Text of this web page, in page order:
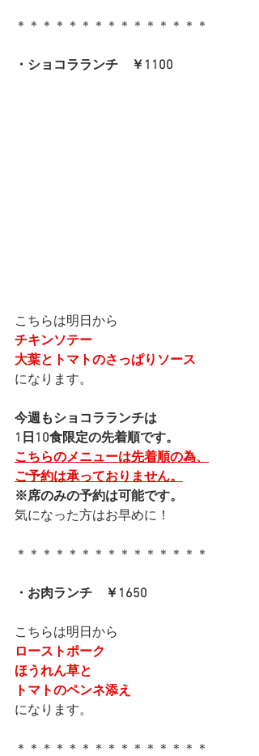
＊＊＊＊＊＊＊＊＊＊＊＊＊＊＊
・ショコラランチ　￥1100
こちらは明日から
チキンソテー
大葉とトマトのさっぱりソース
になります。
今週もショコラランチは
1日10食限定の先着順です。
こちらのメニューは先着順の為、
ご予約は承っておりません。
※席のみの予約は可能です。
気になった方はお早めに！
＊＊＊＊＊＊＊＊＊＊＊＊＊＊＊
・お肉ランチ　￥1650
こちらは明日から
ローストポーク
ほうれん草と
トマトのペンネ添え
になります。
＊＊＊＊＊＊＊＊＊＊＊＊＊＊＊